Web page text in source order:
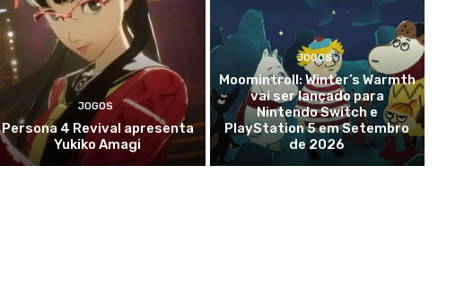
JOGOS
Persona 4 Revival apresenta
Yukiko Amagi
JOGOS
Moomintroll: Winter’s Warmth
vai ser lançado para
Nintendo Switch e
PlayStation 5 em Setembro
de 2026